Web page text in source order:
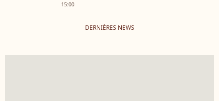
15:00
DERNIÈRES NEWS